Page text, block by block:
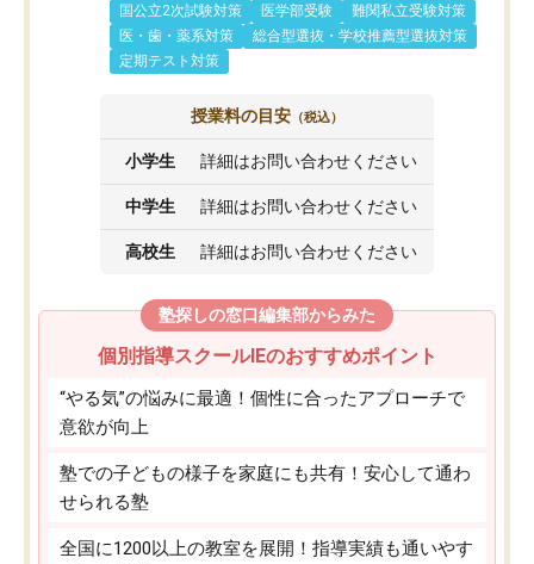
国公立2次試験対策
医学部受験
難関私立受験対策
医・歯・薬系対策
総合型選抜・学校推薦型選抜対策
定期テスト対策
授業料の目安 （税込）
小学生 詳細はお問い合わせください
中学生 詳細はお問い合わせください
高校生 詳細はお問い合わせください
塾探しの窓口編集部からみた
個別指導スクールIEのおすすめポイント
“やる気”の悩みに最適！個性に合ったアプローチで
意欲が向上
塾での子どもの様子を家庭にも共有！安心して通わ
せられる塾
全国に1200以上の教室を展開！指導実績も通いやす